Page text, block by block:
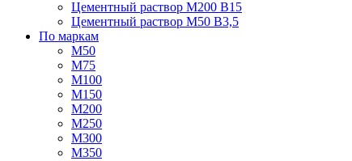
Цементный раствор М200 В15
Цементный раствор М50 В3,5
По маркам
М50
М75
М100
М150
М200
М250
М300
М350